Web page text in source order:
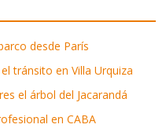
desde París
tránsito en Villa Urquiza
el árbol del Jacarandá
en CABA